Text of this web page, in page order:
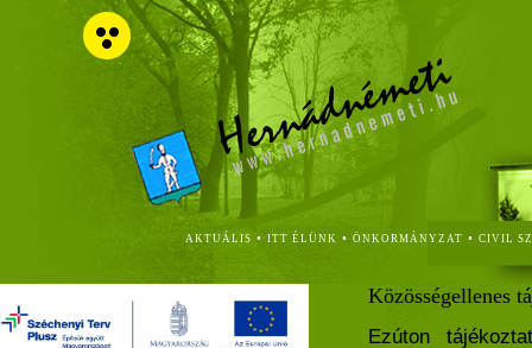
AKTUÁLIS • ITT ÉLÜNK • ÖNKORMÁNYZAT • CIVIL
Közösségellenes
Ezúton